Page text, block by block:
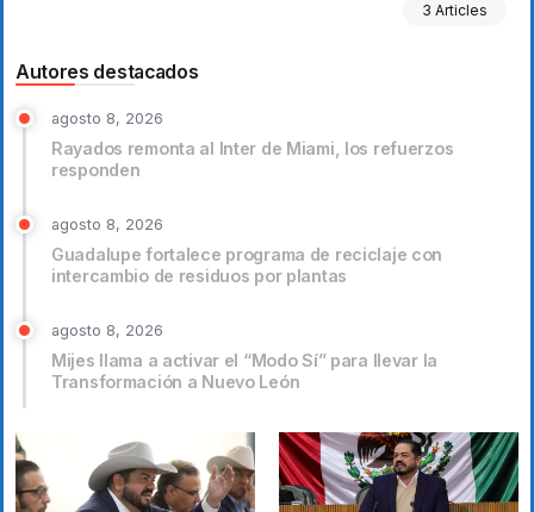
3 Articles
Autores destacados
agosto 8, 2026
Rayados remonta al Inter de Miami, los refuerzos
responden
agosto 8, 2026
Guadalupe fortalece programa de reciclaje con
intercambio de residuos por plantas
agosto 8, 2026
Mijes llama a activar el “Modo Sí” para llevar la
Transformación a Nuevo León